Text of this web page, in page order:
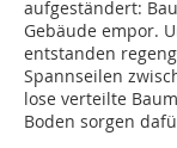
aufgeständert:
Gebäude empor.
entstanden
Spannseilen
lose verteilte
Boden sorgen